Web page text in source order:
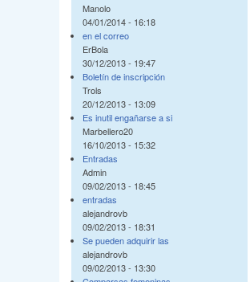
Manolo
04/01/2014 - 16:18
en el correo
ErBola
30/12/2013 - 19:47
Boletín de inscripción
Trols
20/12/2013 - 13:09
Es inutil engañarse a si
Marbellero20
16/10/2013 - 15:32
Entradas
Admin
09/02/2013 - 18:45
entradas
alejandrovb
09/02/2013 - 18:31
Se pueden adquirir las
alejandrovb
09/02/2013 - 13:30